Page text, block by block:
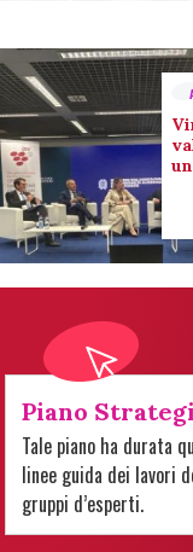
Piano
Tale piano ha durata
linee guida dei lavori
gruppi d’esperti.